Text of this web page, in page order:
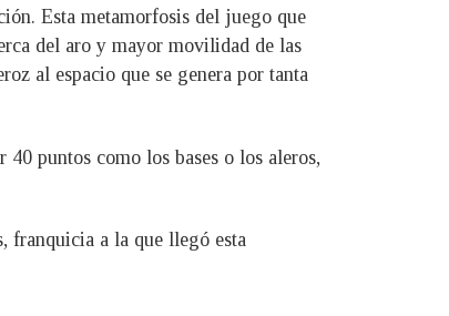
Esta metamorfosis del juego que
del aro y mayor movilidad de las
al espacio que se genera por tanta
puntos como los bases o los aleros,
franquicia a la que llegó esta